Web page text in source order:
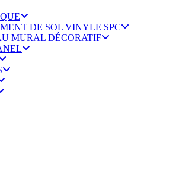
DE SOL VINYLE SPC
MURAL DÉCORATIF